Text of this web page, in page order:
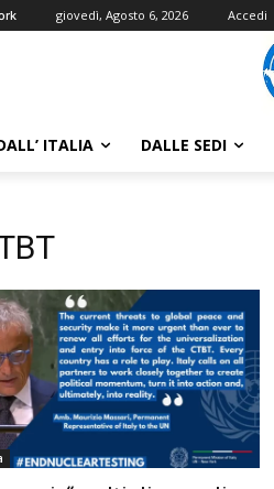
giovedì, Agosto 6, 2026 Accedi
ITALIA DALLE SEDI